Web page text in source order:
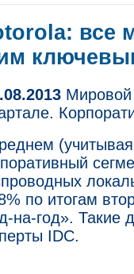
все
(учитывая
по итогам
на-год». Такие
IDC.